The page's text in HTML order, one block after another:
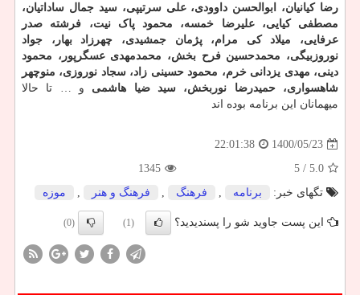
رضا کیانیان، ابوالحسن داوودی، علی سرتیپی، سید جمال ساداتیان،
مصطفی کیایی، علیرضا خمسه، محمود پاک نیت، فرشته صدر
عرفایی، میلاد کی مرام، پژمان جمشیدی، چهرزاد بهار، جواد
نوروزبیگی، محمدحسین فرح بخش، محمدمهدی عسگرپور، محمود
دینی، مهدی یزدانی خرم، محمود حسینی زاد، سجاد نوروزی، منوچهر
شاهسواری، حمیدرضا نوربخش، سید ضیا هاشمی و … تا حالا
میهمانان این برنامه بوده اند
1400/05/23
22:01:38
5.0
/ 5
1345
تگهای خبر:
برنامه , فرهنگ , فرهنگ و هنر , موزه
این پست جاوید شو را پسندیدید؟ (1)
(0)